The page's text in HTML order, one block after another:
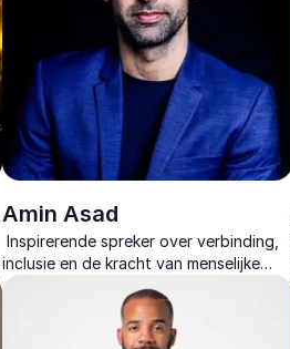
Amin Asad
Inspirerende spreker over verbinding,
inclusie en de kracht van menselijke
veerkracht.